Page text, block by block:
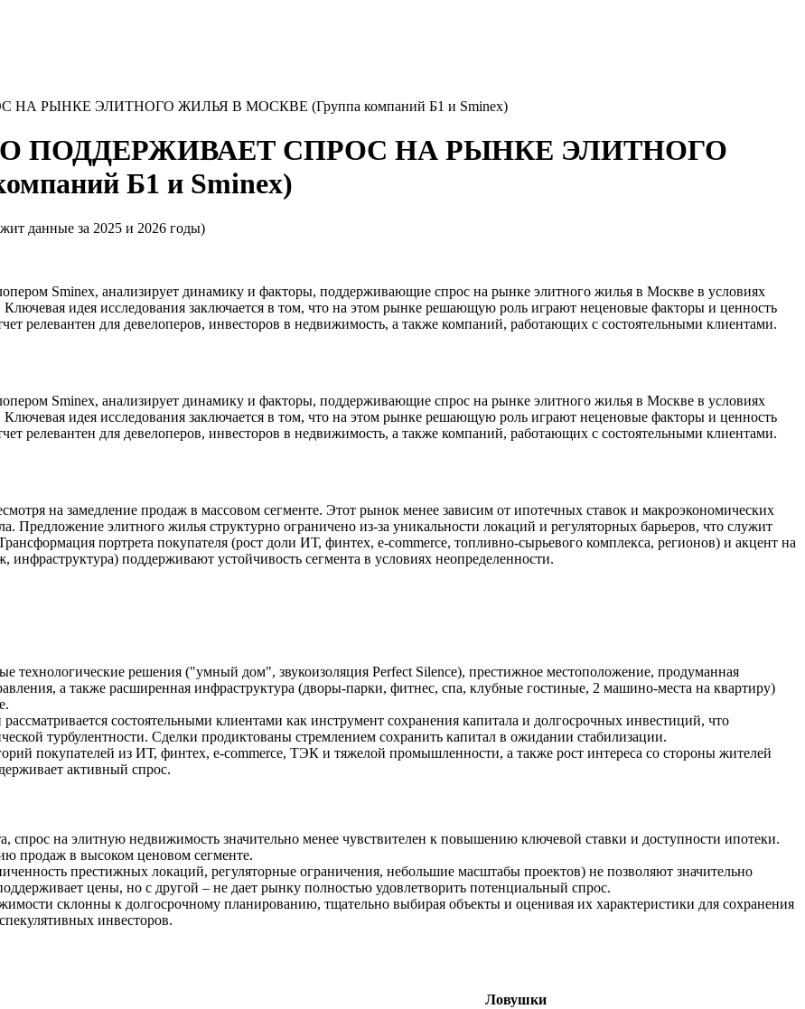
РЫНКЕ ЭЛИТНОГО ЖИЛЬЯ В МОСКВЕ (Группа компаний Б1 и Sminex)
ПОДДЕРЖИВАЕТ СПРОС НА РЫНКЕ ЭЛИТНОГО
Б1 и Sminex)
данные за 2025 и 2026 годы)
Sminex, анализирует динамику и факторы, поддерживающие спрос на рынке элитного жилья в Москве в условиях
идея исследования заключается в том, что на этом рынке решающую роль играют неценовые факторы и ценность
релевантен для девелоперов, инвесторов в недвижимость, а также компаний, работающих с состоятельными клиентами.
Sminex, анализирует динамику и факторы, поддерживающие спрос на рынке элитного жилья в Москве в условиях
идея исследования заключается в том, что на этом рынке решающую роль играют неценовые факторы и ценность
релевантен для девелоперов, инвесторов в недвижимость, а также компаний, работающих с состоятельными клиентами.
на замедление продаж в массовом сегменте. Этот рынок менее зависим от ипотечных ставок и макроэкономических
Предложение элитного жилья структурно ограничено из-за уникальности локаций и регуляторных барьеров, что служит
портрета покупателя (рост доли ИТ, финтех, e-commerce, топливно-сырьевого комплекса, регионов) и акцент на
поддерживают устойчивость сегмента в условиях неопределенности.
технологические решения ("умный дом", звукоизоляция Perfect Silence), престижное местоположение, продуманная
а также расширенная инфраструктура (дворы-парки, фитнес, спа, клубные гостиные, 2 машино-места на квартиру)
состоятельными клиентами как инструмент сохранения капитала и долгосрочных инвестиций, что
турбулентности. Сделки продиктованы стремлением сохранить капитал в ожидании стабилизации.
покупателей из ИТ, финтех, e-commerce, ТЭК и тяжелой промышленности, а также рост интереса со стороны жителей
активный спрос.
спрос на элитную недвижимость значительно менее чувствителен к повышению ключевой ставки и доступности ипотеки.
продаж в высоком ценовом сегменте.
престижных локаций, регуляторные ограничения, небольшие масштабы проектов) не позволяют значительно
цены, но с другой – не дает рынку полностью удовлетворить потенциальный спрос.
склонны к долгосрочному планированию, тщательно выбирая объекты и оценивая их характеристики для сохранения
инвесторов.
Ловушки